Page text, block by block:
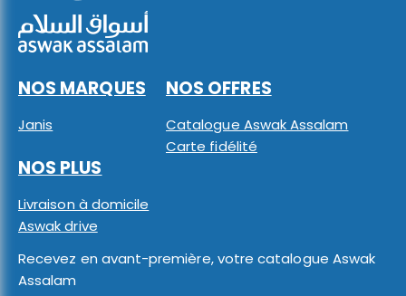
NOS MARQUES
Janis
NOS OFFRES
Catalogue Aswak Assalam
Carte fidélité
NOS PLUS
Livraison à domicile
Aswak drive
Recevez en avant-première, votre catalogue Aswak
Assalam